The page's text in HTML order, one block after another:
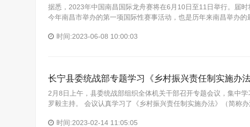
据悉，2023年中国南昌国际龙舟赛将在6月10日至11日举行。届
今年南昌市举办的第一项国际性赛事活动，也是历年来南昌举办
时间:2023-06-08 10:00:03
长宁县委统战部专题学习《乡村振兴责任制实施办法
2月8日上午，县委统战部组织全体机关干部召开专题会议，集中
罗毅主持。 会议认真学习了《乡村振兴责任制实施办法》（简称
时间:2023-02-14 11:05:05